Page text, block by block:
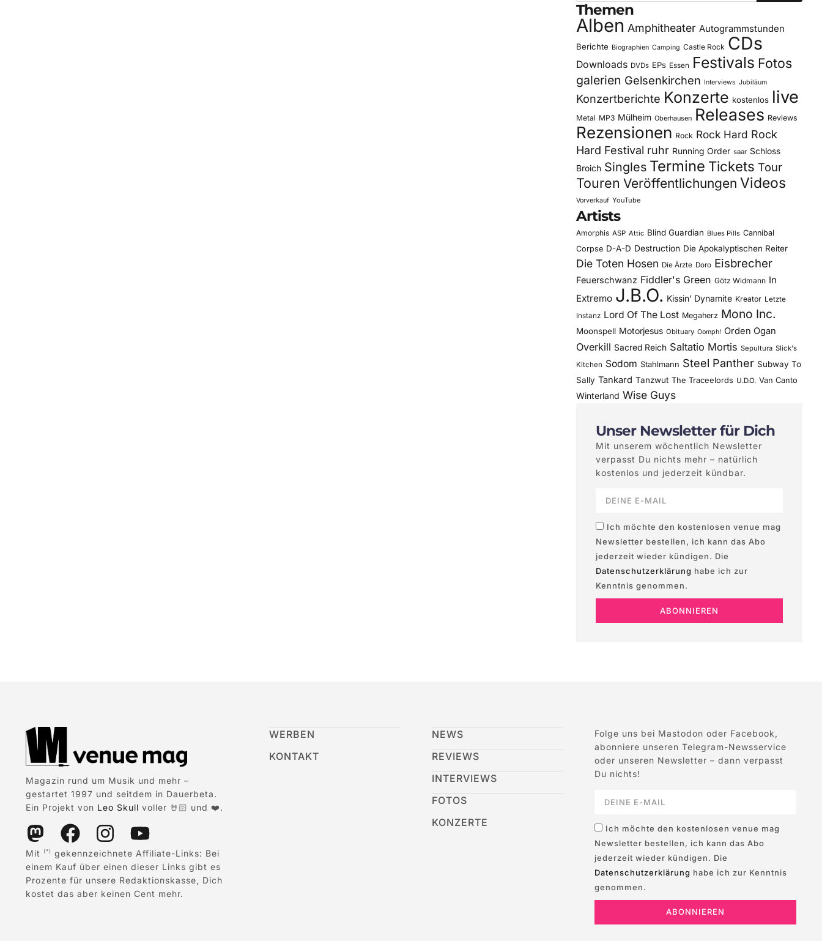
Themen
Alben Amphitheater Autogrammstunden
Berichte Biographien Camping Castle Rock CDs
Downloads DVDs EPs Essen Festivals Fotos
galerien Gelsenkirchen Interviews Jubiläum
Konzertberichte Konzerte kostenlos live
Metal MP3 Mülheim Oberhausen Releases Reviews
Rezensionen Rock Rock Hard Rock
Hard Festival ruhr Running Order saar Schloss
Broich Singles Termine Tickets Tour
Touren Veröffentlichungen Videos
Vorverkauf YouTube
Artists
Amorphis ASP Attic Blind Guardian Blues Pills Cannibal
Corpse D-A-D Destruction Die Apokalyptischen Reiter
Die Toten Hosen Die Ärzte Doro Eisbrecher
Feuerschwanz Fiddler's Green Götz Widmann In
Extremo J.B.O. Kissin' Dynamite Kreator Letzte
Instanz Lord Of The Lost Megaherz Mono Inc.
Moonspell Motorjesus Obituary Oomph! Orden Ogan
Overkill Sacred Reich Saltatio Mortis Sepultura Slick's
Kitchen Sodom Stahlmann Steel Panther Subway To
Sally Tankard Tanzwut The Traceelords U.D.O. Van Canto
Winterland Wise Guys
Unser Newsletter für Dich
Mit unserem wöchentlich Newsletter
verpasst Du nichts mehr – natürlich
kostenlos und jederzeit kündbar.
Ich möchte den kostenlosen venue mag
Newsletter bestellen, ich kann das Abo
jederzeit wieder kündigen. Die
Datenschutzerklärung habe ich zur
Kenntnis genommen.
ABONNIEREN
Magazin rund um Musik und mehr –
gestartet 1997 und seitdem in Dauerbeta.
Ein Projekt von Leo Skull voller 🤘🏻 und ❤️.
Mit (*)
gekennzeichnete Affiliate-Links: Bei
einem Kauf über einen dieser Links gibt es
Prozente für unsere Redaktionskasse, Dich
kostet das aber keinen Cent mehr.
WERBEN
KONTAKT
NEWS
REVIEWS
INTERVIEWS
FOTOS
KONZERTE
Folge uns bei Mastodon oder Facebook,
abonniere unseren Telegram-Newsservice
oder unseren Newsletter – dann verpasst
Du nichts!
Ich möchte den kostenlosen venue mag
Newsletter bestellen, ich kann das Abo
jederzeit wieder kündigen. Die
Datenschutzerklärung habe ich zur Kenntnis
genommen.
ABONNIEREN